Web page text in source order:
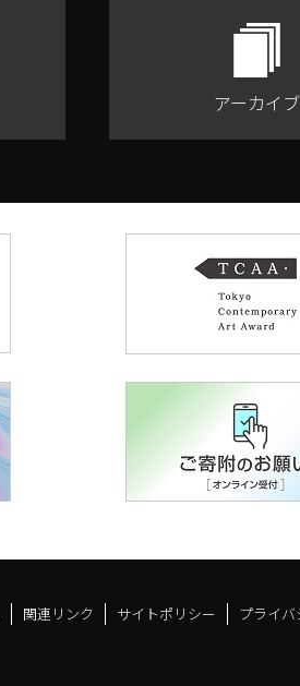
アーカイブ
関連リンク サイトポリシー プライ